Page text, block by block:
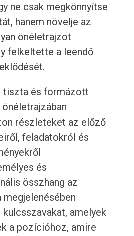
ne csak megkönnyítse
hanem növelje az
önéletrajzot
felkeltette a leendő
tiszta és formázott
részleteket az előző
feladatokról és
és
összhang az
megjelenésében
kulcsszavakat, amelyek
a pozícióhoz, amire